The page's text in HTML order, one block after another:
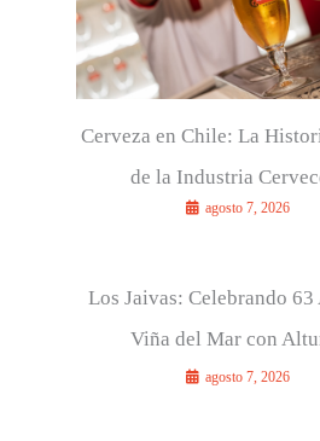
Cerveza en Chile: La
de la Industria
agosto 7, 2026
Los Jaivas: Celebrando 63
Viña del Mar con
agosto 7, 2026